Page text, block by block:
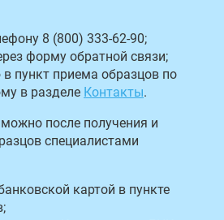
8 (800) 333-62-90;
форму обратной связи;
в пункт приема образцов по
в разделе Контакты.
после получения и
специалистами
картой в пункте